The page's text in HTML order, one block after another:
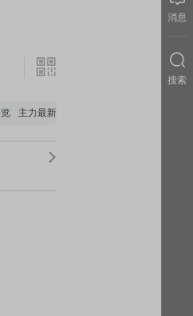
主力最新动向
消息
搜索